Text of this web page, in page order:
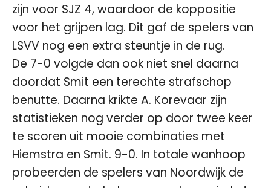
zijn voor SJZ 4, waardoor de koppositie
voor het grijpen lag. Dit gaf de spelers van
LSVV nog een extra steuntje in de rug.
De 7-0 volgde dan ook niet snel daarna
doordat Smit een terechte strafschop
benutte. Daarna krikte A. Korevaar zijn
statistieken nog verder op door twee keer
te scoren uit mooie combinaties met
Hiemstra en Smit. 9-0. In totale wanhoop
probeerden de spelers van Noordwijk de